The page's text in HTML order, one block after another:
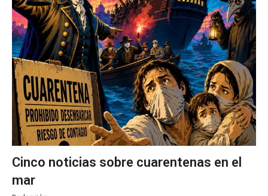
Cinco noticias sobre cuarentenas en el
mar